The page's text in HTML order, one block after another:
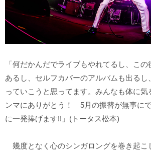
「何だかんだでライブもやれてるし、こ
あるし、セルフカバーのアルバムも出る
っていこうと思ってます。みんなも体に気
ンマにありがとう！ 5月の振替が無事に
に一発捧げます!!」(トータス松本)
幾度となく心のシンガロングを巻き起こ